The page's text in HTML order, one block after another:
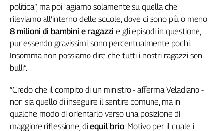
Puglia
Sardegna
Sicilia
Toscana
Trentino
Umbria
D'Aosta
Veneto
Archivio
politica”, ma poi "agiamo solamente su quella che
rileviamo all’interno delle scuole, dove ci sono più o meno
8 milioni di bambini e ragazzi e gli episodi in questione,
pur essendo gravissimi, sono percentualmente pochi.
Insomma non possiamo dire che tutti i nostri ragazzi son
bulli”.
“Credo che il compito di un ministro - afferma Veladiano -
non sia quello di inseguire il sentire comune, ma in
qualche modo di orientarlo verso una posizione di
maggiore riflessione, di equilibrio. Motivo per il quale i